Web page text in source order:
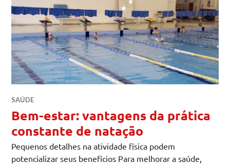
SAÚDE
Bem-estar: vantagens da prática
constante de natação
Pequenos detalhes na atividade física podem
potencializar seus benefícios Para melhorar a saúde,